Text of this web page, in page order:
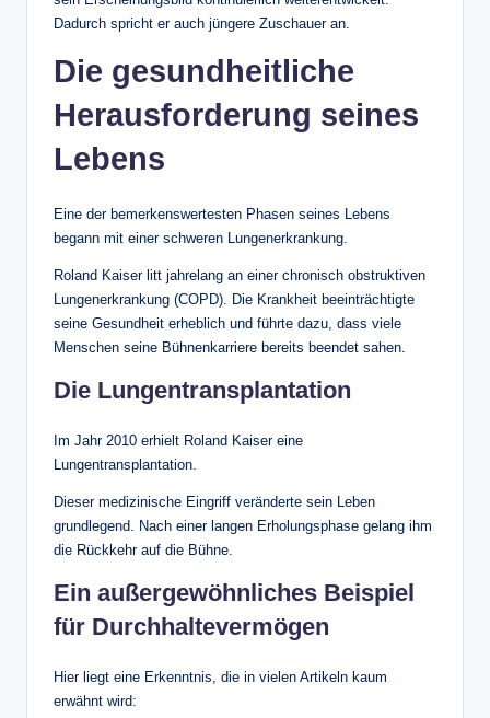
Dadurch spricht er auch jüngere Zuschauer an.
Die gesundheitliche
Herausforderung seines
Lebens
Eine der bemerkenswertesten Phasen seines Lebens
begann mit einer schweren Lungenerkrankung.
Roland Kaiser litt jahrelang an einer chronisch obstruktiven
Lungenerkrankung (COPD). Die Krankheit beeinträchtigte
seine Gesundheit erheblich und führte dazu, dass viele
Menschen seine Bühnenkarriere bereits beendet sahen.
Die Lungentransplantation
Im Jahr 2010 erhielt Roland Kaiser eine
Lungentransplantation.
Dieser medizinische Eingriff veränderte sein Leben
grundlegend. Nach einer langen Erholungsphase gelang ihm
die Rückkehr auf die Bühne.
Ein außergewöhnliches Beispiel
für Durchhaltevermögen
Hier liegt eine Erkenntnis, die in vielen Artikeln kaum
erwähnt wird: